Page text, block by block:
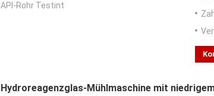
API-Rohr Testint
Hydroreagenzglas-Mühlmaschine mit